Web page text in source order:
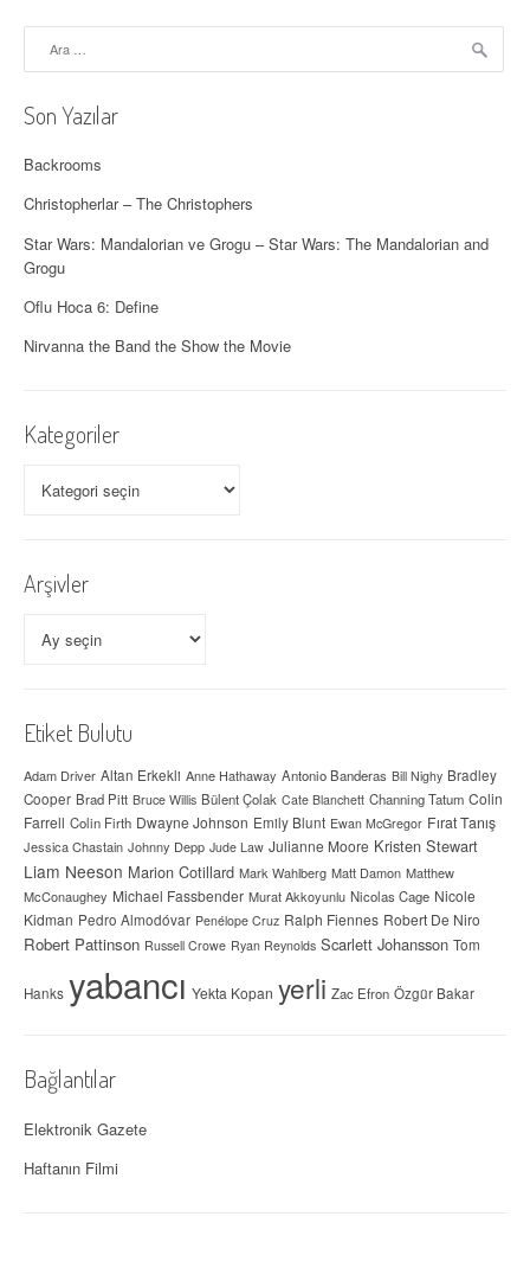
d
o
l
a
ş
ı
m
ı
Son Yazılar
Backrooms
Christopherlar – The Christophers
Star Wars: Mandalorian ve Grogu – Star Wars: The Mandalorian and
Grogu
Oflu Hoca 6: Define
Nirvanna the Band the Show the Movie
Kategoriler
Arşivler
Etiket Bulutu
Adam Driver Altan Erkekli Anne Hathaway Antonio Banderas Bill Nighy Bradley
Cooper Brad Pitt Bruce Willis Bülent Çolak Cate Blanchett Channing Tatum Colin
Farrell Colin Firth Dwayne Johnson Emily Blunt Ewan McGregor Fırat Tanış
Jessica Chastain Johnny Depp Jude Law Julianne Moore Kristen Stewart
Liam Neeson Marion Cotillard Mark Wahlberg Matt Damon Matthew
McConaughey Michael Fassbender Murat Akkoyunlu Nicolas Cage Nicole
Kidman Pedro Almodóvar Penélope Cruz Ralph Fiennes Robert De Niro
Robert Pattinson Russell Crowe Ryan Reynolds Scarlett Johansson Tom
Hanks yabancı Yekta Kopan yerli Zac Efron Özgür Bakar
Bağlantılar
Elektronik Gazete
Haftanın Filmi